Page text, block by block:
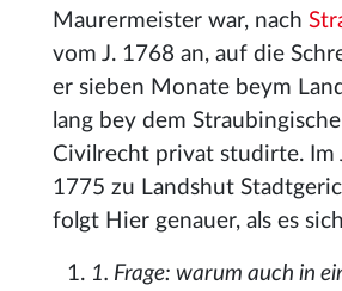
Maurermeister war, nach
vom J. 1768 an, auf die
er sieben Monate beym
lang bey dem
Civilrecht privat studirte. Im
1775 zu Landshut
folgt Hier genauer, als es
1. Frage: warum auch in